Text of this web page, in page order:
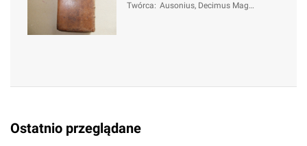
Twórca: Ausonius, Decimus Magn
Ostatnio przeglądane